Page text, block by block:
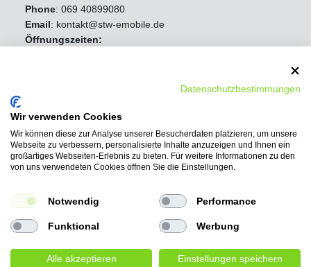
Phone: 069 40899080
Email: kontakt@stw-emobile.de
Öffnungszeiten:
Datenschutzbestimmungen
Wir verwenden Cookies
Wir können diese zur Analyse unserer Besucherdaten platzieren, um unsere
Webseite zu verbessern, personalisierte Inhalte anzuzeigen und Ihnen ein
großartiges Webseiten-Erlebnis zu bieten. Für weitere Informationen zu den
von uns verwendeten Cookies öffnen Sie die Einstellungen.
Notwendig Performance
Funktional Werbung
Alle akzeptieren Einstellungen speichern